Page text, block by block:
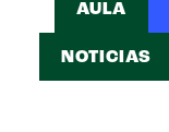
AULA
NOTICIAS